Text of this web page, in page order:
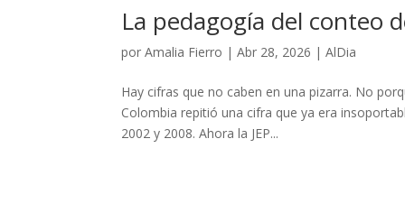
La pedagogía del conteo
porAmalia Fierro |Abr 28, 2026 |AlDia
Hay cifras que no caben en una pizarra. No
Colombia repitió una cifra que ya era
2002 y 2008. Ahora la JEP...